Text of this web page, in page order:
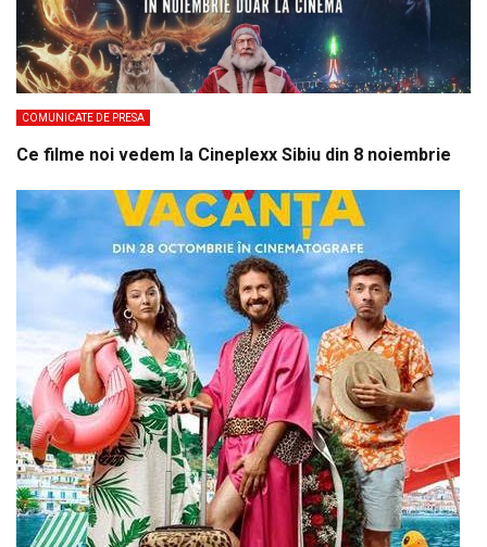
COMUNICATE DE PRESA
Ce filme noi vedem la Cineplexx Sibiu din 8 noiembrie